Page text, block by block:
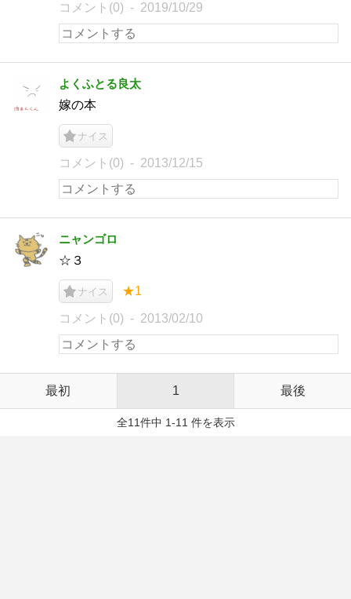
コメント(0) 2019/10/29
よくふとる良太
嫁の本
ナイス
コメント(0) 2013/12/15
ニャンゴロ
☆３
ナイス ★1
コメント(0) 2013/02/10
最初 1 最後
全11件中 1-11 件を表示